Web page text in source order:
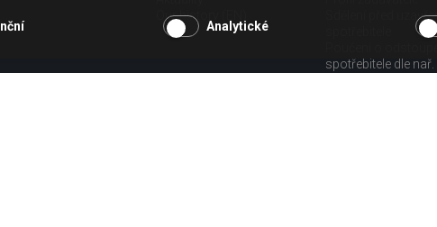
Our history (EN)
Sdělení před
spotřebitele dle
Analytické